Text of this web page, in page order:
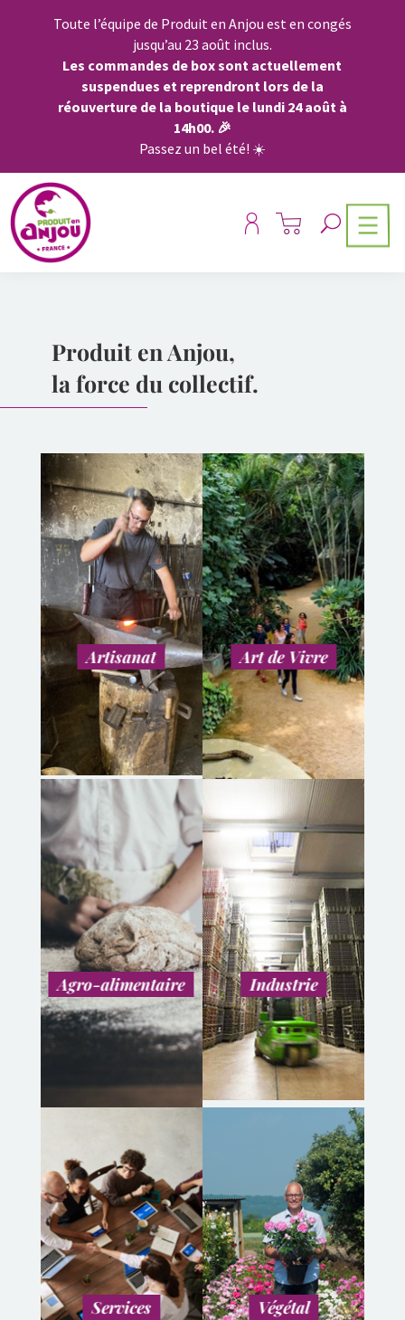
Toute l’équipe de Produit en Anjou est en congés
jusqu’au 23 août inclus.
Les commandes de box sont actuellement
suspendues et reprendront lors de la
réouverture de la boutique le lundi 24 août à
14h00. 🎉
Passez un bel été! ☀️
Produit en Anjou,
la force du collectif.
Artisanat Art de Vivre
Agro-alimentaire Industrie
Services Végétal